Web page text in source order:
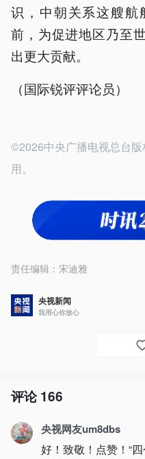
识，中朝关系这艘航
前，为促进地区乃至
出更大贡献。
（国际锐评评论员）
©2026中央广播电视总台
用。
责任编辑： 宋迪雅
央视新闻
我用心你放心
评论166
央视网友um8dbs
好！致敬！点赞！“